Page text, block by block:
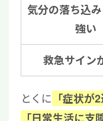
気分の落ち込
強い
救急サイン
とくに 「症状が